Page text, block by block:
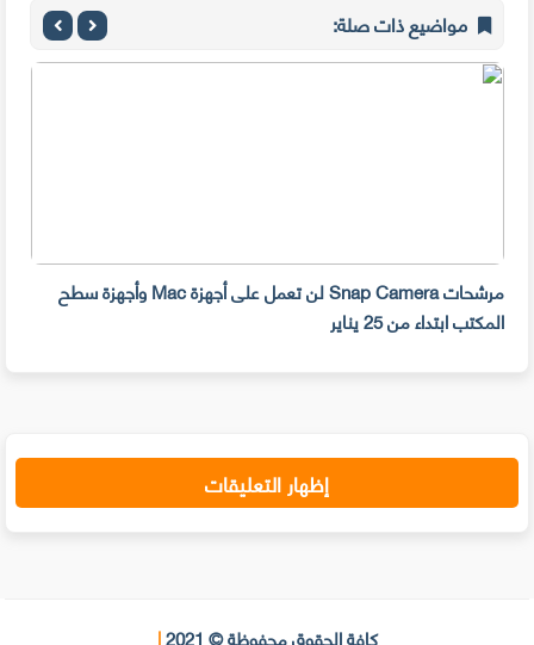
مواضيع ذات صلة:
مرشحات Snap Camera لن تعمل على أجهزة Mac وأجهزة سطح
المكتب ابتداء من 25 يناير
إظهار التعليقات